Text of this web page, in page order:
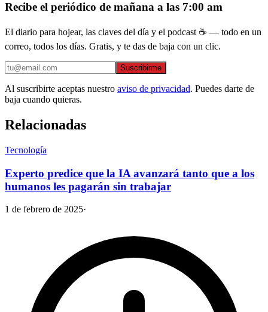
Recibe el periódico de mañana a las 7:00 am
El diario para hojear, las claves del día y el podcast ☕ — todo en un
correo, todos los días. Gratis, y te das de baja con un clic.
Suscribirme
Al suscribirte aceptas nuestro aviso de privacidad. Puedes darte de
baja cuando quieras.
Relacionadas
Tecnología
Experto predice que la IA avanzará tanto que a los
humanos les pagarán sin trabajar
1 de febrero de 2025·